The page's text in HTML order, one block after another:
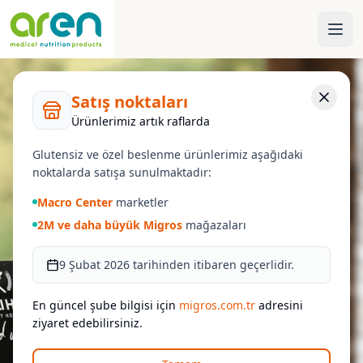
Satış noktaları
Ürünlerimiz artık raflarda
Glutensiz ve özel beslenme ürünlerimiz aşağıdaki
noktalarda satışa sunulmaktadır:
Macro Center marketler
2M ve daha büyük Migros mağazaları
9 Şubat 2026 tarihinden itibaren geçerlidir.
En güncel şube bilgisi için migros.com.tr adresini
ziyaret edebilirsiniz.